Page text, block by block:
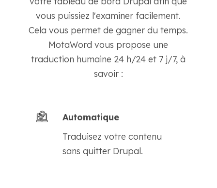
vous puissiez l'examiner facilement.
Cela vous permet de gagner du temps.
MotaWord vous propose une
traduction humaine 24 h/24 et 7 j/7, à
savoir :
Automatique
Traduisez votre contenu
sans quitter Drupal.